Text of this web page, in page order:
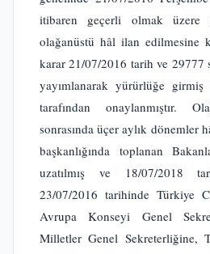
itibaren geçerli olmak üzere
olağanüstü hâl ilan edilmesine
karar 21/07/2016 tarih ve 29777
yayımlanarak yürürlüğe
tarafından onaylanmıştır.
sonrasında üçer aylık dönemler
başkanlığında toplanan
uzatılmış ve 18/07/2018
23/07/2016 tarihinde Türkiye
Avrupa Konseyi Genel
Milletler Genel Sekreterliğine,